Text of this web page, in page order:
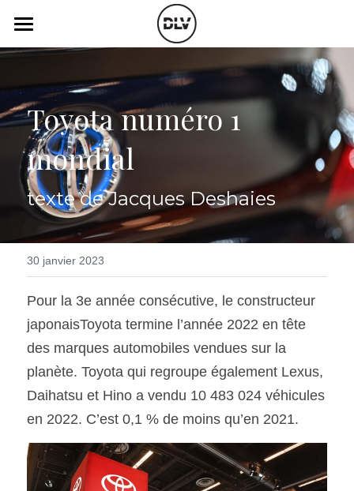
Catégories
Actualité Auto
Électrique
Histoire de chars
Art Automobile
Essais Routier
Vidéo
Podcast
Radio FM
Télé RDS
Simulateur
Assurance
SOUMISSION RAPIDE
ASSURANCE
Toyota numéro 1
mondial
texte de Jacques Deshaies
30 janvier 2023
Pour la 3e année consécutive, le constructeur
japonaisToyota termine l’année 2022 en tête
des marques automobiles vendues sur la
planète. Toyota qui regroupe également Lexus,
Daihatsu et Hino a vendu 10 483 024 véhicules
en 2022. C’est 0,1 % de moins qu’en 2021.
LES CATÉGORIES DE LA BOUTIQUE
Toutes les catégories